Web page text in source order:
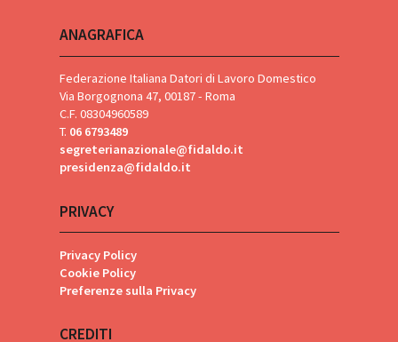
ANAGRAFICA
Federazione Italiana Datori di Lavoro Domestico
Via Borgognona 47, 00187 - Roma
C.F. 08304960589
T. 06 6793489
segreterianazionale@fidaldo.it
presidenza@fidaldo.it
PRIVACY
Privacy Policy
Cookie Policy
Preferenze sulla Privacy
CREDITI